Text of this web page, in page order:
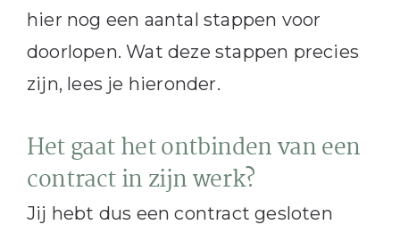
hier nog een aantal stappen voor
doorlopen. Wat deze stappen precies
zijn, lees je hieronder.
Het gaat het ontbinden van een
contract in zijn werk?
Jij hebt dus een contract gesloten